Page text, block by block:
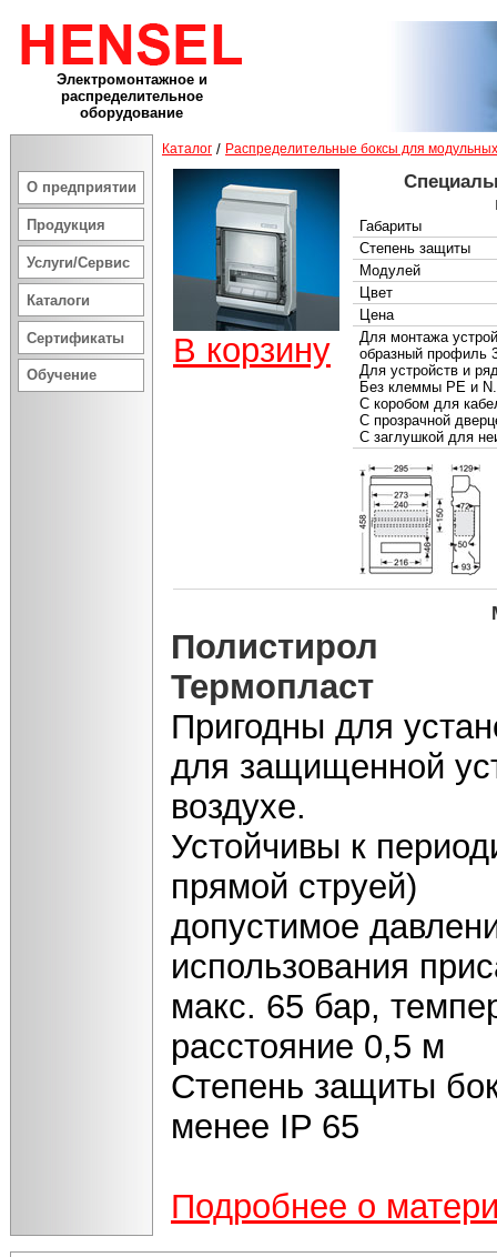
Электромонтажное и
распределительное
оборудование
О предприятии
Продукция
Услуги/Сервис
Каталоги
Сертификаты
Обучение
Каталог / Распределительные боксы для модульных
В корзину
Габариты
Степень защиты
Модулей
Цвет
Цена
Для монтажа
образный профиль
Для устройств и
Без клеммы PE и N.
С коробом для
С прозрачной
С заглушкой для
Полистирол
Термопласт
Пригодны для
для защищенной
воздухе.
Устойчивы к
прямой струей)
допустимое
использования
макс. 65 бар,
расстояние 0,5 м
Степень защиты
менее IP 65
Подробнее о